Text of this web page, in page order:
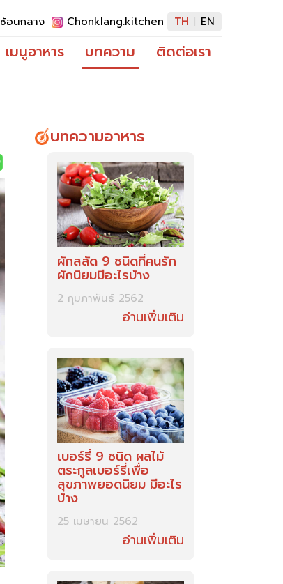
ช้อนกลาง Chonklang.kitchen TH EN
เมนูอาหาร บทความ ติดต่อเรา
บทความอาหาร
ผักสลัด 9 ชนิดที่คนรัก
ผักนิยมมีอะไรบ้าง
2 กุมภาพันธ์ 2562
อ่านเพิ่มเติม
เบอร์รี่ 9 ชนิด ผลไม้
ตระกูลเบอร์รี่เพื่อ
สุขภาพยอดนิยม มีอะไร
บ้าง
25 เมษายน 2562
อ่านเพิ่มเติม